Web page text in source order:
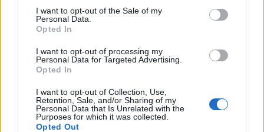
services and may gather and store information including but
not limited to your visit or usage behaviour. You may click to
grant or deny consent to Google and its third-party tags to
consent section.
I want to opt-out of the Sale of my
Personal Data.
Opted In
I want to opt-out of processing my
Personal Data for Targeted Advertising.
Opted In
I want to opt-out of Collection, Use,
Retention, Sale, and/or Sharing of my
Personal Data that Is Unrelated with the
Purposes for which it was collected.
Opted Out